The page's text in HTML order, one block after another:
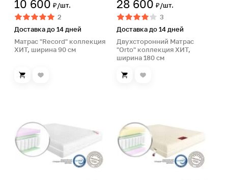
10 600 ₽/шт.
2
Доставка до 14 дней
Матрас "Record" коллекция
ХИТ, ширина 90 см
28 600 ₽/шт.
3
Доставка до 14 дней
Двухсторонний Матрас
"Orto" коллекция ХИТ,
ширина 180 см